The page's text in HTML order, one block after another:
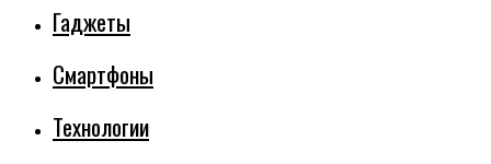
Гаджеты
Смартфоны
Технологии